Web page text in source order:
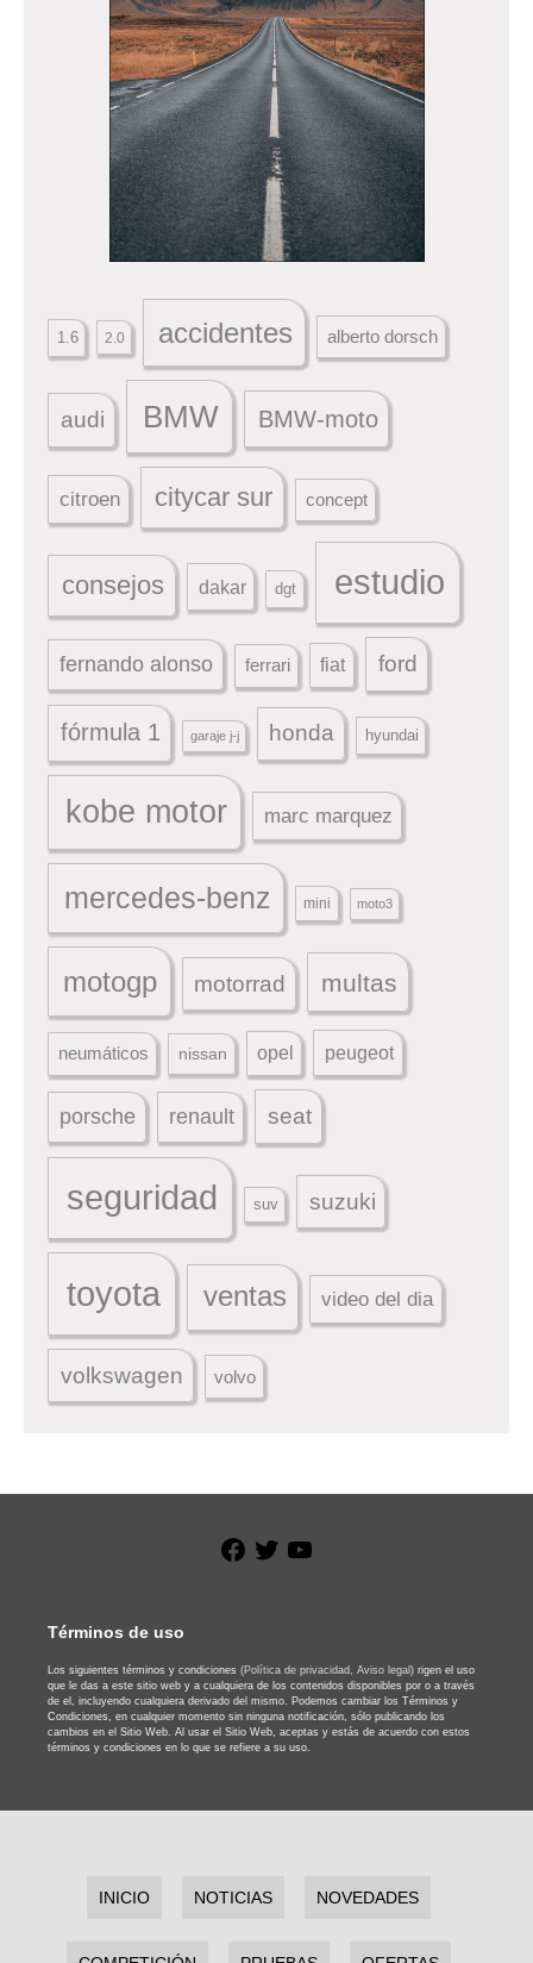
1.6 2.0 accidentes alberto dorsch
audi BMW BMW-moto
citroen citycar sur concept
consejos dakar dgt estudio
fernando alonso ferrari fiat ford
fórmula 1 garaje j-j honda hyundai
kobe motor marc marquez
mercedes-benz mini moto3
motogp motorrad multas
neumáticos nissan opel peugeot
porsche renault seat
seguridad suv suzuki
toyota ventas video del dia
volkswagen volvo
Facebook
Twitter
Términos de uso
Los siguientes términos y condiciones (Política de privacidad, Aviso legal) rigen el uso
que le das a este sitio web y a cualquiera de los contenidos disponibles por o a través
de el, incluyendo cualquiera derivado del mismo. Podemos cambiar los Términos y
Condiciones, en cualquier momento sin ninguna notificación, sólo publicando los
cambios en el Sitio Web. Al usar el Sitio Web, aceptas y estás de acuerdo con estos
términos y condiciones en lo que se refiere a su uso.
INICIO NOTICIAS NOVEDADES